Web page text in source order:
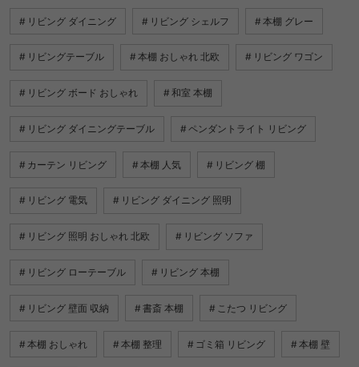
リビング ダイニング リビング シェルフ 本棚 グレー
リビングテーブル 本棚 おしゃれ 北欧 リビング ワゴン
リビング ボード おしゃれ 和室 本棚
リビング ダイニングテーブル ペンダントライト リビング
カーテン リビング 本棚 人気 リビング 棚
リビング 電気 リビング ダイニング 照明
リビング 照明 おしゃれ 北欧 リビング ソファ
リビング ローテーブル リビング 本棚
リビング 壁面 収納 書斎 本棚 こたつ リビング
本棚 おしゃれ 本棚 整理 ゴミ箱 リビング 本棚 壁